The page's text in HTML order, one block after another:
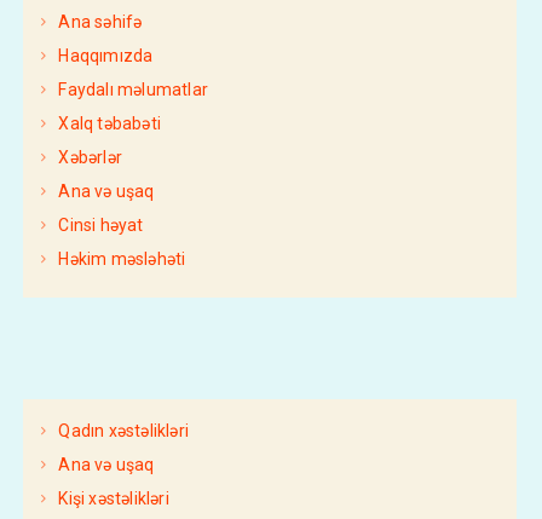
Ana səhifə
Haqqımızda
Faydalı məlumatlar
Xalq təbabəti
Xəbərlər
Ana və uşaq
Cinsi həyat
Həkim məsləhəti
Qadın xəstəlikləri
Ana və uşaq
Kişi xəstəlikləri